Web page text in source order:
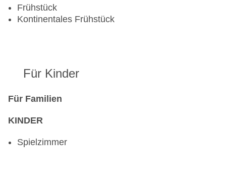
Landeskategorie: 2 Sterne
Frühstück
Kontinentales Frühstück
Für Kinder
Für Familien
KINDER
Spielzimmer